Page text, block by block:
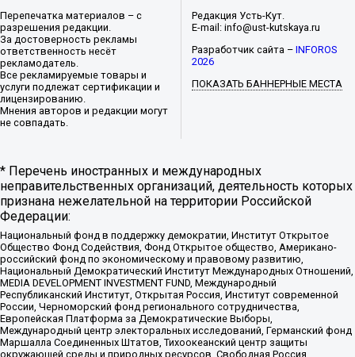
Перепечатка материалов – с
разрешения редакции.
За достоверность рекламы
ответственность несёт
рекламодатель.
Все рекламируемые товары и
услуги подлежат сертификации и
лицензированию.
Мнения авторов и редакции могут
не совпадать.
Редакция Усть-Кут.
E-mail: info@ust-kutskaya.ru
Разработчик сайта –INFOROS
2026
ПОКАЗАТЬ БАННЕРНЫЕ МЕСТА
* Перечень иностранных и международных
неправительственных организаций, деятельность которых
признана нежелательной на территории Российской
Федерации:
Национальный фонд в поддержку демократии, Институт Открытое
Общество Фонд Содействия, Фонд Открытое общество, Американо-
российский фонд по экономическому и правовому развитию,
Национальный Демократический Институт Международных Отношений,
MEDIA DEVELOPMENT INVESTMENT FUND, Международный
Республиканский Институт, Открытая Россия, Институт современной
России, Черноморский фонд регионального сотрудничества,
Европейская Платформа за Демократические Выборы,
Международный центр электоральных исследований, Германский фонд
Маршалла Соединенных Штатов, Тихоокеанский центр защиты
окружающей среды и природных ресурсов, Свободная Россия,